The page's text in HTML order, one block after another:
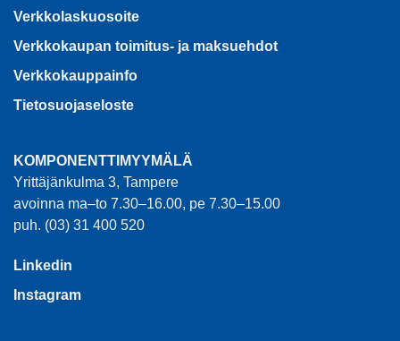
Verkkolaskuosoite
Verkkokaupan toimitus- ja maksuehdot
Verkkokauppainfo
Tietosuojaseloste
KOMPONENTTIMYYMÄLÄ
Yrittäjänkulma 3, Tampere
avoinna ma–to 7.30–16.00, pe 7.30–15.00
puh. (03) 31 400 520
Linkedin
Instagram